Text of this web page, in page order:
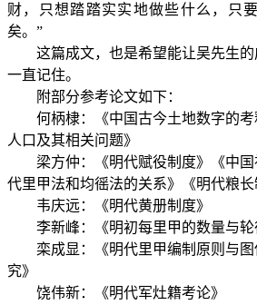
财，只想踏踏实实地做些什么，只
矣。”
这篇成文，也是希望能让吴先生
一直记住。
附部分参考论文如下：
何柄棣：《中国古今土地数字的
人口及其相关问题》
梁方仲：《明代赋役制度》《中
代里甲法和均徭法的关系》《明代粮长
韦庆远：《明代黄册制度》
李新峰：《明初每里甲的数量与轮
栾成显：《明代里甲编制原则与
究》
饶伟新：《明代军灶籍考论》